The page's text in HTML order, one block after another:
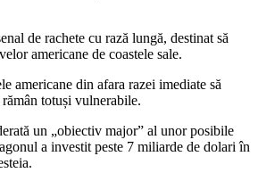
de rachete cu rază lungă, destinat să
americane de coastele sale.
americane din afara razei imediate să
totuși vulnerabile.
un „obiectiv major” al unor posibile
a investit peste 7 miliarde de dolari în